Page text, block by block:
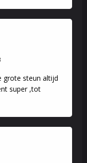
grote steun altijd
super ,tot